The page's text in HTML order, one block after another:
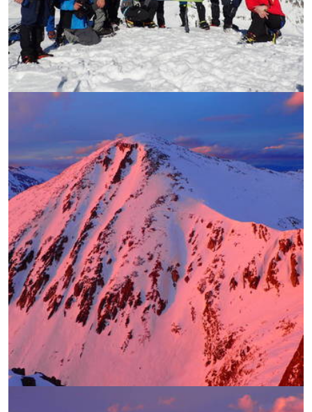
УВЕЛИЧИ